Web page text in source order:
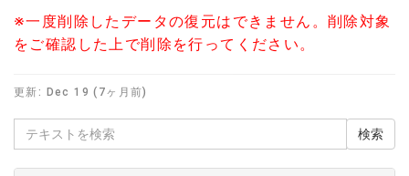
※一度削除したデータの復元はできません。削除対象
をご確認した上で削除を行ってください。
更新: Dec 19 (7ヶ月前)